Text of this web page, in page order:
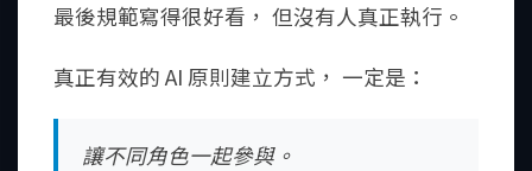
最後規範寫得很好看， 但沒有人真正執行。
真正有效的 AI 原則建立方式， 一定是：
讓不同角色一起參與。